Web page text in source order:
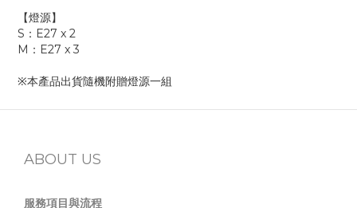
【燈源】
S：E27 x 2
M：E27 x 3
※本產品出貨隨機附贈燈源一組
ABOUT US
服務項目與流程